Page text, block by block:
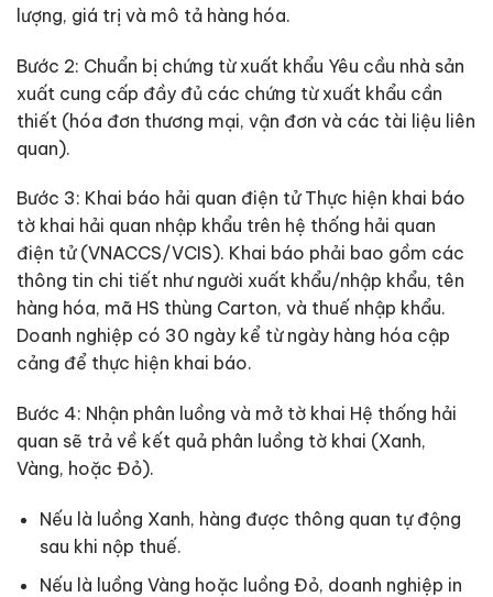
lượng, giá trị và mô tả hàng hóa.
Bước 2: Chuẩn bị chứng từ xuất khẩu Yêu cầu nhà sản
xuất cung cấp đầy đủ các chứng từ xuất khẩu cần
thiết (hóa đơn thương mại, vận đơn và các tài liệu liên
quan).
Bước 3: Khai báo hải quan điện tử Thực hiện khai báo
tờ khai hải quan nhập khẩu trên hệ thống hải quan
điện tử (VNACCS/VCIS). Khai báo phải bao gồm các
thông tin chi tiết như người xuất khẩu/nhập khẩu, tên
hàng hóa, mã HS thùng Carton, và thuế nhập khẩu.
Doanh nghiệp có 30 ngày kể từ ngày hàng hóa cập
cảng để thực hiện khai báo.
Bước 4: Nhận phân luồng và mở tờ khai Hệ thống hải
quan sẽ trả về kết quả phân luồng tờ khai (Xanh,
Vàng, hoặc Đỏ).
Nếu là luồng Xanh, hàng được thông quan tự động
sau khi nộp thuế.
Nếu là luồng Vàng hoặc luồng Đỏ, doanh nghiệp in